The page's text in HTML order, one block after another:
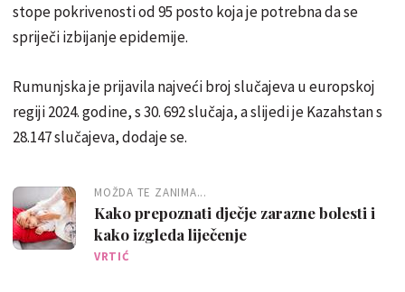
stope pokrivenosti od 95 posto koja je potrebna da se
spriječi izbijanje epidemije.
Rumunjska je prijavila najveći broj slučajeva u europskoj
regiji 2024. godine, s 30. 692 slučaja, a slijedi je Kazahstan s
28.147 slučajeva, dodaje se.
MOŽDA TE ZANIMA...
Kako prepoznati dječje zarazne bolesti i
kako izgleda liječenje
VRTIĆ